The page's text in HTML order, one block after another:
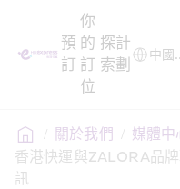
預
訂
你
的
訂
位
探
索
計
劃
/ 關於我們 / 媒體中
香港快運與ZALORA品
訊